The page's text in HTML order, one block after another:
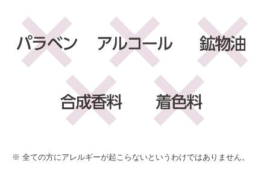
※ 全ての方にアレルギーが起こらないというわけではありません。